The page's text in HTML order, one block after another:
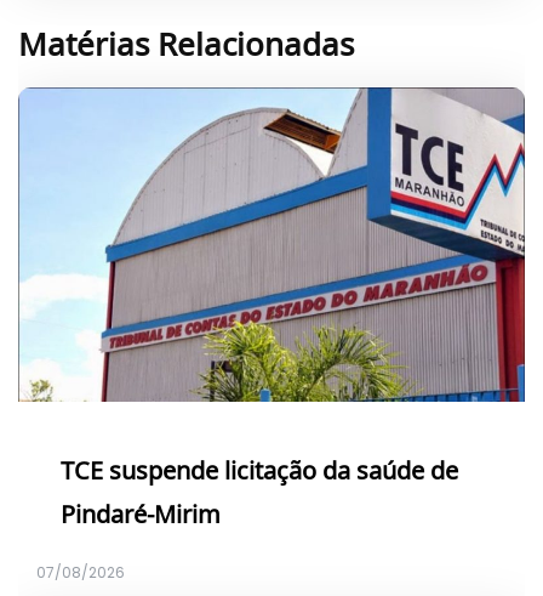
Matérias Relacionadas
TCE suspende licitação da saúde de
Pindaré-Mirim
07/08/2026